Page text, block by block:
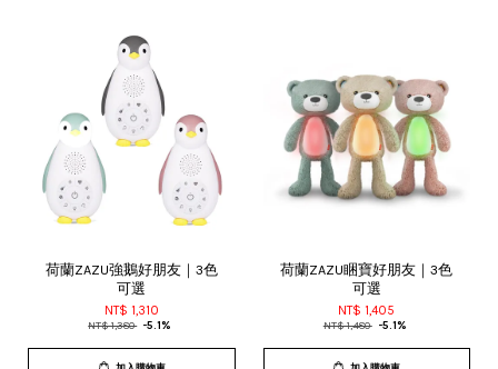
荷蘭ZAZU強鵝好朋友｜3色
可選
NT$ 1,310
NT$ 1,380 -5.1%
荷蘭ZAZU睏寶好朋友｜3色
可選
NT$ 1,405
NT$ 1,480 -5.1%